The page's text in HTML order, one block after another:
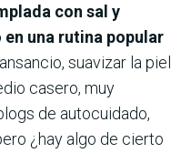
con sal y
una rutina popular
suavizar la piel
casero, muy
de autocuidado,
¿hay algo de cierto